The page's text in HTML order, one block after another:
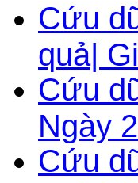
Cứu
quả|
Cứu
Ngày
Cứu